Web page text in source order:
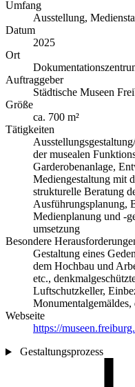
Umfang
Ausstellung,
Datum
2025
Ort
Auftraggeber
Städtische Museen
Größe
ca. 700 m²
Tätigkeiten
der musealen
Garderobenanlage,
Mediengestaltung mit
strukturelle Beratung
Ausführungsplanung,
Medienplanung und -
umsetzung
Besondere
Gestaltung eines
dem Hochbau und
etc.,
Luftschutzkeller,
Webseite
https://
Gestaltungsprozess